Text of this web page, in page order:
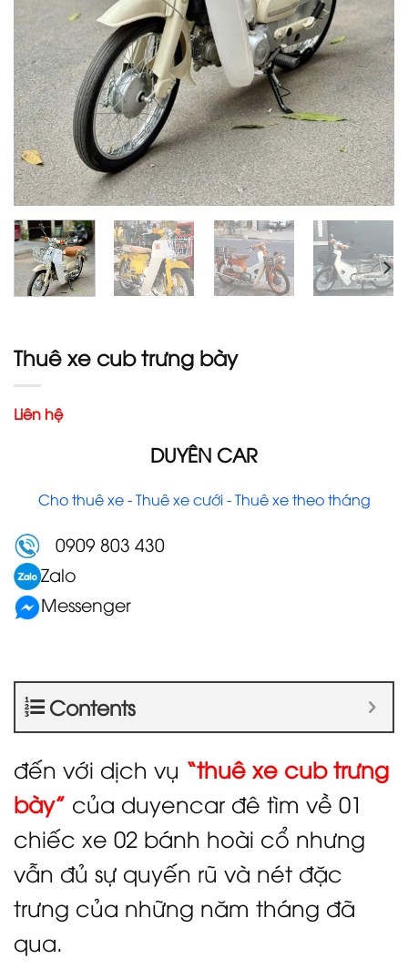
Thuê xe cub trưng bày
Liên hệ
DUYÊN CAR
Cho thuê xe - Thuê xe cưới - Thuê xe theo tháng
0909 803 430
Zalo
Messenger
Contents
đến với dịch vụ “thuê xe cub trưng
bày” của duyencar đê tìm về 01
chiếc xe 02 bánh hoài cổ nhưng
vẫn đủ sự quyến rũ và nét đặc
trưng của những năm tháng đã
qua.